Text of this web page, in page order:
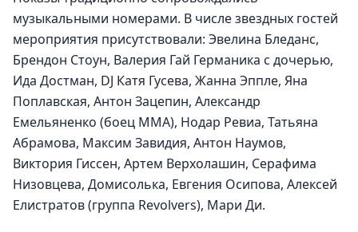
музыкальными номерами. В числе звездных гостей
мероприятия присутствовали: Эвелина Бледанс,
Брендон Стоун, Валерия Гай Германика с дочерью,
Ида Достман, DJ Катя Гусева, Жанна Эппле, Яна
Поплавская, Антон Зацепин, Александр
Емельяненко (боец MMA), Нодар Ревиа, Татьяна
Абрамова, Максим Завидия, Антон Наумов,
Виктория Гиссен, Артем Верхолашин, Серафима
Низовцева, Домисолька, Евгения Осипова, Алексей
Елистратов (группа Revolvers), Мари Ди.